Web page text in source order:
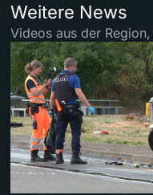
Weitere News
Videos aus der